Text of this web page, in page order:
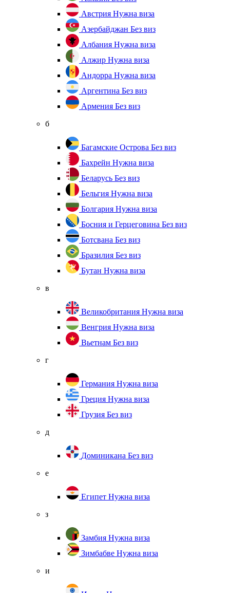
Австрия Нужна виза
Азербайджан Без виз
Албания Нужна виза
Алжир Нужна виза
Андорра Нужна виза
Аргентина Без виз
Армения Без виз
б
Багамские Острова Без виз
Бахрейн Нужна виза
Беларусь Без виз
Бельгия Нужна виза
Болгария Нужна виза
Босния и Герцеговина Без виз
Ботсвана Без виз
Бразилия Без виз
Бутан Нужна виза
в
Великобритания Нужна виза
Венгрия Нужна виза
Вьетнам Без виз
г
Германия Нужна виза
Греция Нужна виза
Грузия Без виз
д
Доминикана Без виз
е
Египет Нужна виза
з
Замбия Нужна виза
Зимбабве Нужна виза
и